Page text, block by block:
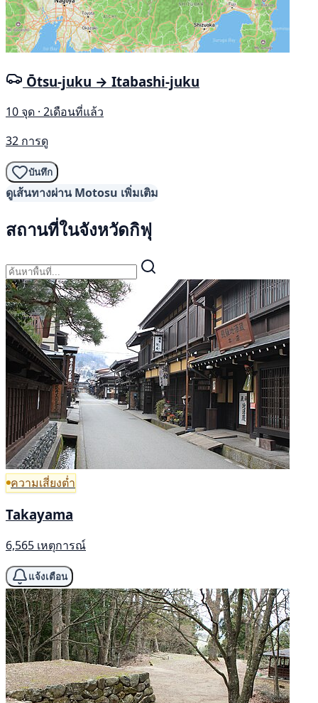
Ōtsu-juku → Itabashi-juku
10 จุด · 2เดือนที่แล้ว
32 การดู
บันทึก
ดูเส้นทางผ่าน Motosu เพิ่มเติม
สถานที่ในจังหวัดกิฟุ
ความเสี่ยงต่ำ
Takayama
6,565 เหตุการณ์
แจ้งเตือน